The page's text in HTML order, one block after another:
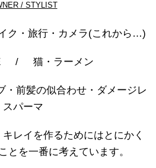
/ STYLIST
・旅行・カメラ(これから…)
/ 猫・ラーメン
髪の似合わせ・ダメージレ
スパーマ
レイを作るためにはとにかく
とを一番に考えています。